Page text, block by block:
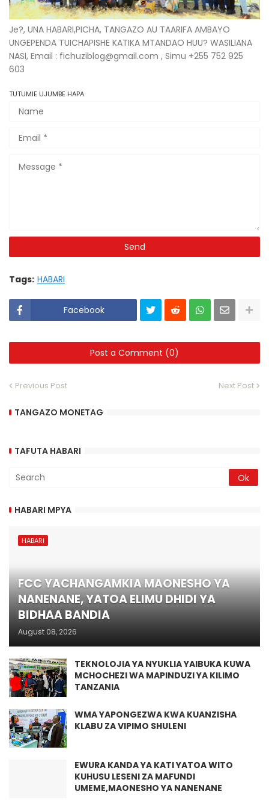
Je?, UNA HABARI,PICHA, TANGAZO AU TAARIFA AMBAYO
UNGEPENDA TUICHAPISHE KATIKA MTANDAO HUU? WASILIANA
NASI, Email : fichuziblog@gmail.com , Simu +255 752 925
603
TUTUMIE UJUMBE HAPA
Tags: HABARI
Facebook
Post a Comment (0)
Previous Post Next Post
TANGAZO MONETAG
TAFUTA HABARI
HABARI MPYA
HABARI
FCC YACHANGAMKIA MAONESHO YA
NANENANE, YATOA ELIMU DHIDI YA
BIDHAA BANDIA
August 08, 2026
TEKNOLOJIA YA NYUKLIA YAIBUKA KUWA
MCHOCHEZI WA MAPINDUZI YA KILIMO
TANZANIA
WMA YAPONGEZWA KWA KUANZISHA
KLABU ZA VIPIMO SHULENI
EWURA KANDA YA KATI YATOA WITO
KUHUSU LESENI ZA MAFUNDI
UMEME,MAONESHO YA NANENANE